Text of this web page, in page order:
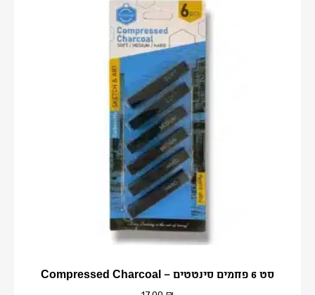
סט 6 פחמים סינטטים – Compressed Charcoal